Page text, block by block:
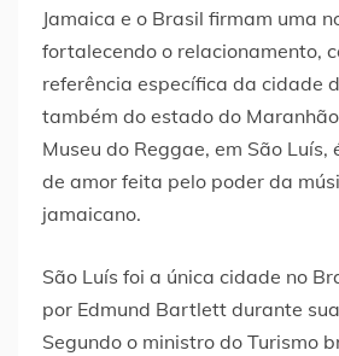
Jamaica e o Brasil firmam uma
fortalecendo o relacionamento,
referência específica da cidade
também do estado do
Museu do Reggae, em São
de amor feita pelo poder da
jamaicano.
São Luís foi a única cidade no
por Edmund Bartlett durante
Segundo o ministro do Turismo